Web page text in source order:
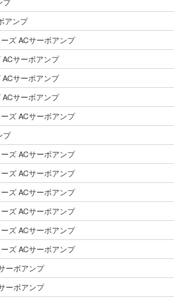
アンプ
ズ ACサーボアンプ
サーボアンプ
サーボアンプ
サーボアンプ
ズ ACサーボアンプ
プ
ズ ACサーボアンプ
ズ ACサーボアンプ
ズ ACサーボアンプ
ズ ACサーボアンプ
ズ ACサーボアンプ
ズ ACサーボアンプ
ーボアンプ
ーボアンプ